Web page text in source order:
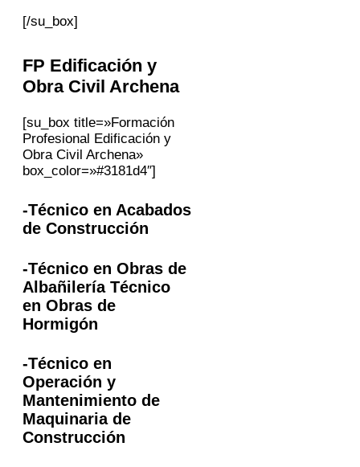
[/su_box]
FP Edificación y
Obra Civil Archena
[su_box title=»Formación
Profesional Edificación y
Obra Civil Archena»
box_color=»#3181d4″]
-Técnico en Acabados
de Construcción
-Técnico en Obras de
Albañilería Técnico
en Obras de
Hormigón
-Técnico en
Operación y
Mantenimiento de
Maquinaria de
Construcción